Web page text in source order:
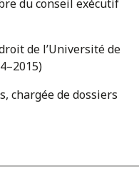
du conseil exécutif
de l’Université de
chargée de dossiers